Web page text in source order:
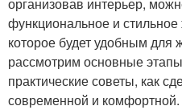
функциональное и
которое будет удобным для
рассмотрим основные
практические советы, как
современной и комфортной.